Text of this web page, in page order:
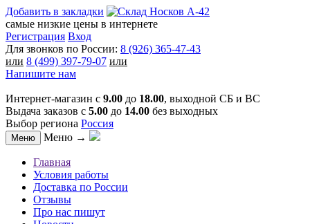
Добавить в закладки
самые низкие цены в интернете
Регистрация Вход
Для звонков по России: 8 (926) 365-47-43
или 8 (499) 397-79-07 или
Напишите нам
Интернет-магазин с 9.00 до 18.00, выходной СБ и ВС
Выдача заказов с 5.00 до 14.00 без выходных
Выбор региона Россия
Меню Меню →
Главная
Условия работы
Доставка по России
Отзывы
Про нас пишут